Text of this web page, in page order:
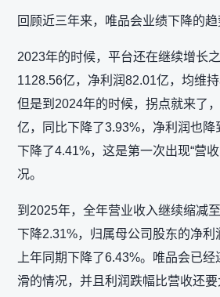
回顾近三年来，唯品会业绩下降的趋
2023年的时候，平台还在继续增长
1128.56亿，净利润82.01亿，均维持
但是到2024年的时候，拐点就来了
亿，同比下降了3.93%，净利润也降
下降了4.41%，这是第一次出现“营
况。
到2025年，全年营业收入继续缩减
下降2.31%，归属母公司股东的净利
上年同期下降了6.43%。唯品会已
滑的情况，并且利润跌幅比营收还